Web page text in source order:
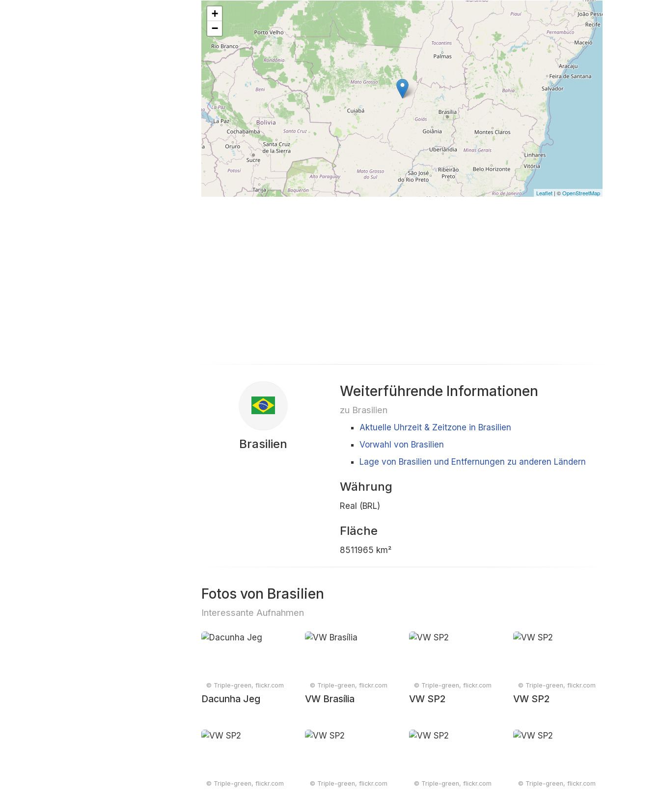
+
−
Leaflet | ©OpenStreetMap
Brasilien
Weiterführende Informationen
zu Brasilien
Aktuelle Uhrzeit & Zeitzone in Brasilien
Vorwahl von Brasilien
Lage von Brasilien und Entfernungen zu anderen Ländern
Währung
Real (BRL)
Fläche
8511965 km²
Fotos von Brasilien
Interessante Aufnahmen
© Triple-green, flickr.com
Dacunha Jeg
© Triple-green, flickr.com
VW Brasília
© Triple-green, flickr.com
VW SP2
© Triple-green, flickr.com
VW SP2
© Triple-green, flickr.com © Triple-green, flickr.com © Triple-green, flickr.com © Triple-green, flickr.com